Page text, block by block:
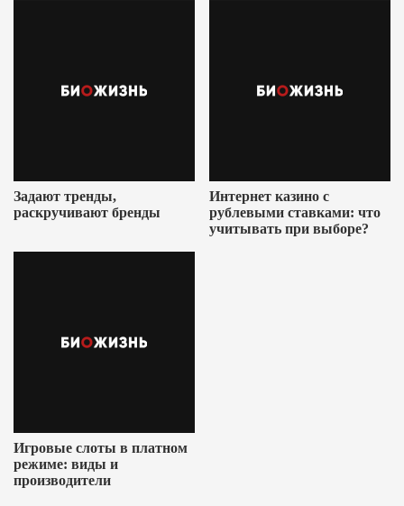
Задают тренды,
раскручивают бренды
Интернет казино с
рублевыми ставками: что
учитывать при выборе?
Игровые слоты в платном
режиме: виды и
производители